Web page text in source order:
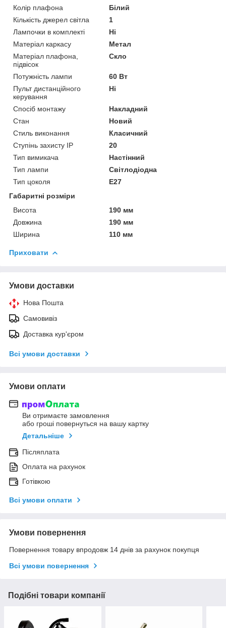
Колір плафона
Білий
Кількість джерел світла
1
Лампочки в комплекті
Ні
Матеріал каркасу
Метал
Матеріал плафона,
підвісок
Скло
Потужність лампи
60 Вт
Пульт дистанційного
керування
Ні
Спосіб монтажу
Накладний
Стан
Новий
Стиль виконання
Класичний
Ступінь захисту IP
20
Тип вимикача
Настінний
Тип лампи
Світлодіодна
Тип цоколя
E27
Габаритні розміри
Висота
190 мм
Довжина
190 мм
Ширина
110 мм
Приховати
Умови доставки
Нова Пошта
Самовивіз
Доставка кур'єром
Всі умови доставки
Умови оплати
Ви отримаєте замовлення
або гроші повернуться на вашу картку
Детальніше
Післяплата
Оплата на рахунок
Готівкою
Всі умови оплати
Умови повернення
Повернення товару впродовж 14 днів за рахунок покупця
Всі умови повернення
Подібні товари компанії